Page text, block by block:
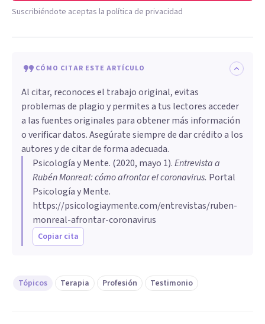
Suscribiéndote aceptas la política de privacidad
CÓMO CITAR ESTE ARTÍCULO
Al citar, reconoces el trabajo original, evitas
problemas de plagio y permites a tus lectores acceder
a las fuentes originales para obtener más información
o verificar datos. Asegúrate siempre de dar crédito a los
autores y de citar de forma adecuada.
Psicología y Mente. (2020, mayo 1).Entrevista a
Rubén Monreal: cómo afrontar el coronavirus. Portal
Psicología y Mente.
https://psicologiaymente.com/entrevistas/ruben-
monreal-afrontar-coronavirus
Copiar cita
Tópicos Terapia Profesión Testimonio